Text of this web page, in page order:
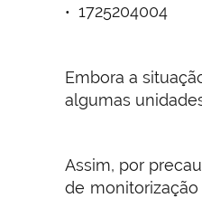
1725204004
Embora a
algumas
Assim, por
de